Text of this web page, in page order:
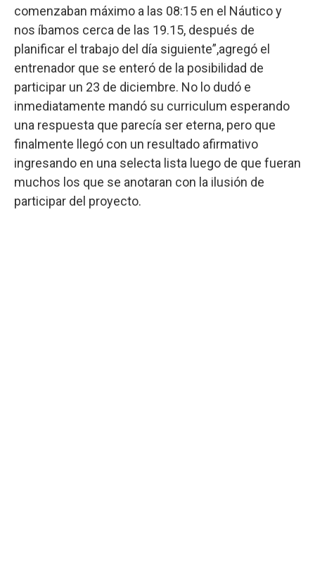
comenzaban máximo a las 08:15 en el Náutico y
nos íbamos cerca de las 19.15, después de
planificar el trabajo del día siguiente”,agregó el
entrenador que se enteró de la posibilidad de
participar un 23 de diciembre. No lo dudó e
inmediatamente mandó su curriculum esperando
una respuesta que parecía ser eterna, pero que
finalmente llegó con un resultado afirmativo
ingresando en una selecta lista luego de que fueran
muchos los que se anotaran con la ilusión de
participar del proyecto.